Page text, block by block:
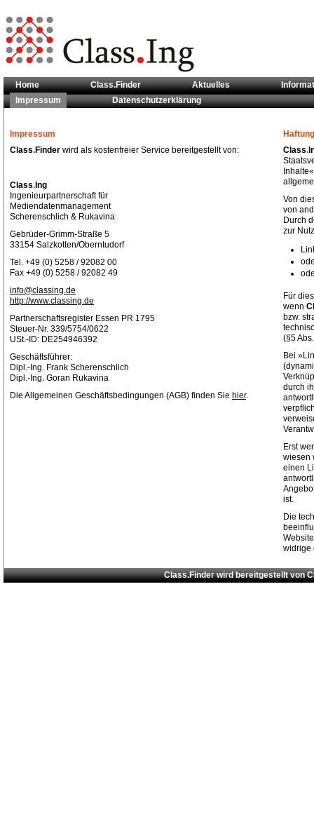
Sie sind hier: Impressum
Home Class.Finder Aktuelles
Impressum
Datenschutzerklärung
Impressum
Class.Finder wird als kostenfreier Service bereitgestellt von:
Class. Ing
Ingenieurpartnerschaft für
Mediendatenmanagement
Scherenschlich & Rukavina
Gebrüder-Grimm-Straße 5
33154 Salzkotten/Oberntudorf
Tel. +49 (0) 5258 / 92082 00
Fax +49 (0) 5258 / 92082 49
info@classing.de
http://www.classing.de
Partnerschaftsregister Essen PR 1795
Steuer-Nr. 339/5754/0622
USt.-ID: DE254946392
Geschäftsführer:
Dipl.-Ing. Frank Scherenschlich
Dipl.-Ing. Goran Rukavina
Die Allgemeinen Geschäftsbedingungen (AGB) finden Sie hier.
Class.
Von
von
Durch
zur
Für
wenn
bzw.
(§5
Bei
durch
Erst
wiesen
einen
ist.
Die
widrige
Class.Finder wird bereitgestellt von